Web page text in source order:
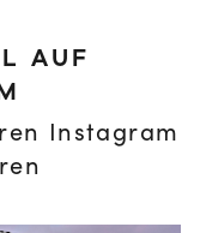
AUF
Instagram